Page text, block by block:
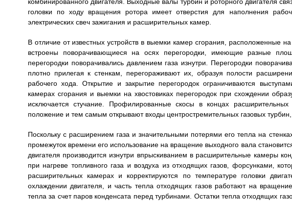
головки по ходу вращения ротора имеет отверстия для наполнения
электрических свеч зажигания и расширительных камер.
В отличие от известных устройств в выемки камер сгорания, расположенные
встроены поворачивающиеся на осях перегородки, имеющие разные
перегородки поворачивались давлением газа изнутри. Перегородки
плотно прилегая к стенкам, перегораживают их, образуя полости
рабочего хода. Открытие и закрытие перегородок ограничиваются
камерах сгорания и выемки на хвостовиках перегородок при схождении
исключается стучание. Профилированные скосы в концах
положение и тем самым открывают входы центростремительных газовых турбин,
Поскольку с расширением газа и значительными потерями его тепла на
промежуток времени его использование на вращение выходного вала
двигателя производится изнутри впрыскиванием в расширительные камеры
при нагреве топливного газа и воздуха из отходящих газов, форсунками,
расширительных камерах и корректируются по температуре головки
охлаждении двигателя, и часть тепла отходящих газов работают на
тепла за счет паров конденсата перед турбинами. Остатки тепла отходящих